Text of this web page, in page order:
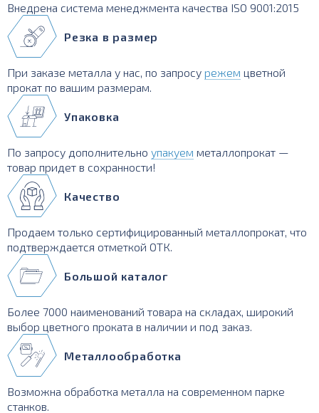
Внедрена система менеджмента качества ISO 9001:2015
Резка в размер
При заказе металла у нас, по запросу режем цветной
прокат по вашим размерам.
Упаковка
По запросу дополнительно упакуем металлопрокат —
товар придет в сохранности!
Качество
Продаем только сертифицированный металлопрокат, что
подтверждается отметкой ОТК.
Большой каталог
Более 7000 наименований товара на складах, широкий
выбор цветного проката в наличии и под заказ.
Металлообработка
Возможна обработка металла на современном парке
станков.